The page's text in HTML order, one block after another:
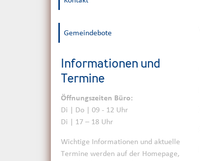
Gemeindebote
Informationen und
Termine
Öffnungszeiten Büro:
Di | Do | 09 - 12 Uhr
Di | 17 – 18 Uhr
Wichtige Informationen und aktuelle
Termine werden auf der Homepage,